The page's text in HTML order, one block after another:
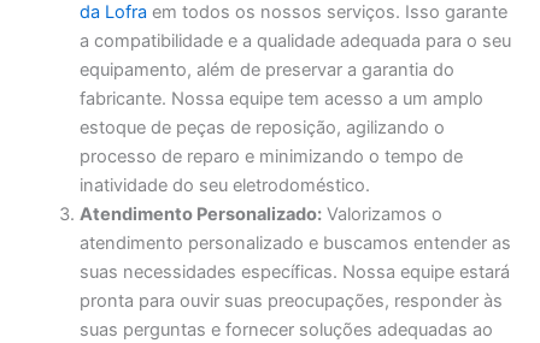
da Lofra em todos os nossos serviços. Isso garante
a compatibilidade e a qualidade adequada para o seu
equipamento, além de preservar a garantia do
fabricante. Nossa equipe tem acesso a um amplo
estoque de peças de reposição, agilizando o
processo de reparo e minimizando o tempo de
inatividade do seu eletrodoméstico.
Atendimento Personalizado: Valorizamos o
atendimento personalizado e buscamos entender as
suas necessidades específicas. Nossa equipe estará
pronta para ouvir suas preocupações, responder às
suas perguntas e fornecer soluções adequadas ao